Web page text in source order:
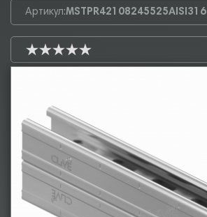
Артикул:MSTPR42108245525AISI316